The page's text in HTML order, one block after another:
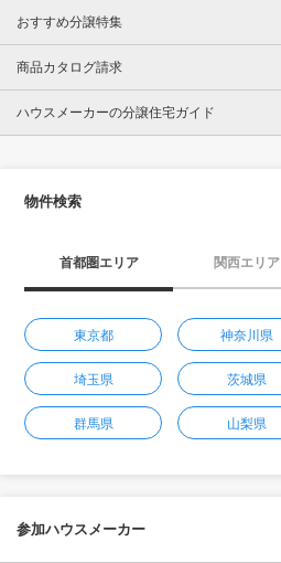
おすすめ分譲特集
商品カタログ請求
ハウスメーカーの分譲住宅ガイド
物件検索
首都圏エリア 関西エリア
東京都 神奈川県
埼玉県 茨城県
群馬県 山梨県
参加ハウスメーカー